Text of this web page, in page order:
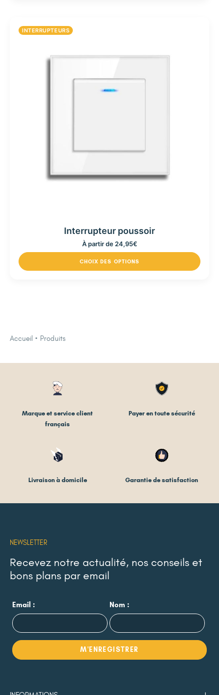
INTERRUPTEURS
Interrupteur poussoir
À partir de 24,95€
CHOIX DES OPTIONS
Accueil Produits
Marque et service client
français
Payer en toute sécurité
Livraison à domicile Garantie de satisfaction
NEWSLETTER
Recevez notre actualité, nos conseils et
bons plans par email
Email : Nom :